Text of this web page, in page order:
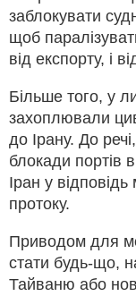
заблокувати
щоб
від експорту, і
Більше того, у
захоплювали
до Ірану. До
блокади портів
Іран у
протоку.
Приводом для
стати будь-що,
Тайваню або